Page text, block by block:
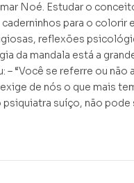
Noé. Estudar o
para o colorir
reflexões
da mandala está a
– “Você se referre ou
de nós o que mais
suíço, não